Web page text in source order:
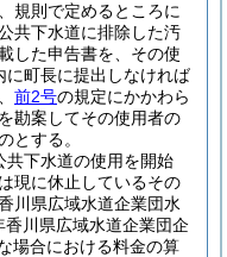
規則で定めるところに
共下水道に排除した汚
した申告書を、その使
に町長に提出しなければ
前2号の規定にかかわら
勘案してその使用者の
とする。
共下水道の使用を開始
現に休止しているその
川県広域水道企業団水
香川県広域水道企業団企
場合における料金の算